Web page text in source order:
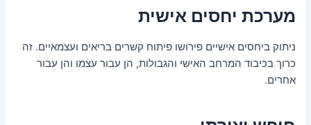
מערכת יחסים אישית
ניתוק ביחסים אישיים פירושו פיתוח קשרים בריאים ועצמאיים. זה
כרוך בכיבוד המרחב האישי והגבולות, הן עבור עצמו והן עבור
אחרים.